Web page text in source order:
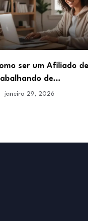
Como dar Aulas
Online e viver do…
janeiro 29, 2026